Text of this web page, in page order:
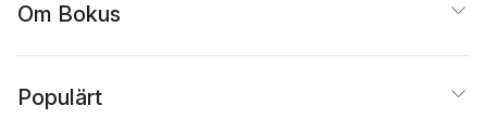
Om Bokus
Populärt